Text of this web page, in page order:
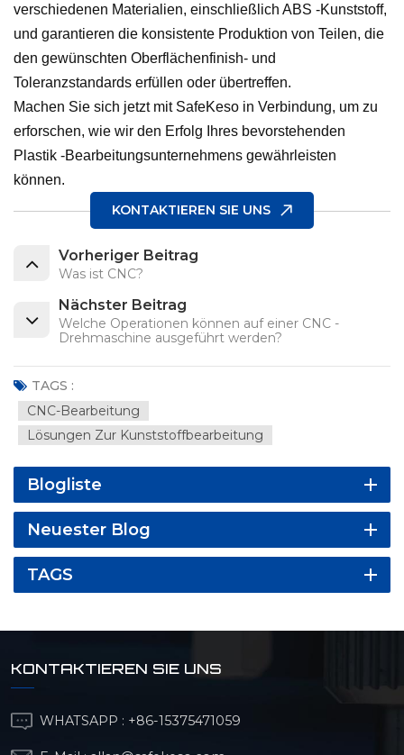
verschiedenen Materialien, einschließlich ABS -Kunststoff,
und garantieren die konsistente Produktion von Teilen, die
den gewünschten Oberflächenfinish- und
Toleranzstandards erfüllen oder übertreffen.
Machen Sie sich jetzt mit SafeKeso in Verbindung, um zu
erforschen, wie wir den Erfolg Ihres bevorstehenden
Plastik -Bearbeitungsunternehmens gewährleisten
können.
KONTAKTIEREN SIE UNS
Vorheriger Beitrag
Was ist CNC?
Nächster Beitrag
Welche Operationen können auf einer CNC -
Drehmaschine ausgeführt werden?
TAGS :
CNC-Bearbeitung
Lösungen Zur Kunststoffbearbeitung
Blogliste
Neuester Blog
TAGS
KONTAKTIEREN SIE UNS
WHATSAPP : +86-15375471059